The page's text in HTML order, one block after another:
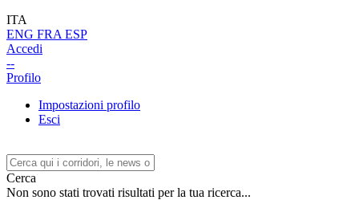
ITA
ENG FRA ESP
Accedi
--
Profilo
Impostazioni profilo
Esci
Cerca
Non sono stati trovati risultati per la tua ricerca...